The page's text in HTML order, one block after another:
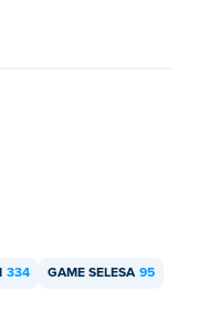
334 GAME SELESA 95